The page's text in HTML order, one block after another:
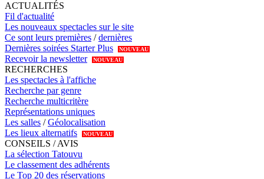
ACTUALITÉS
Fil d'actualité
Les nouveaux spectacles sur le site
Ce sont leurs premières /dernières
Dernières soirées Starter Plus
NOUVEAU
Recevoir la newsletter NOUVEAU
RECHERCHES
Les spectacles à l'affiche
Recherche par genre
Recherche multicritère
Représentations uniques
Les salles /Géolocalisation
Les lieux alternatifs
NOUVEAU
CONSEILS / AVIS
La sélection Tatouvu
Le classement des adhérents
Le Top 20 des réservations